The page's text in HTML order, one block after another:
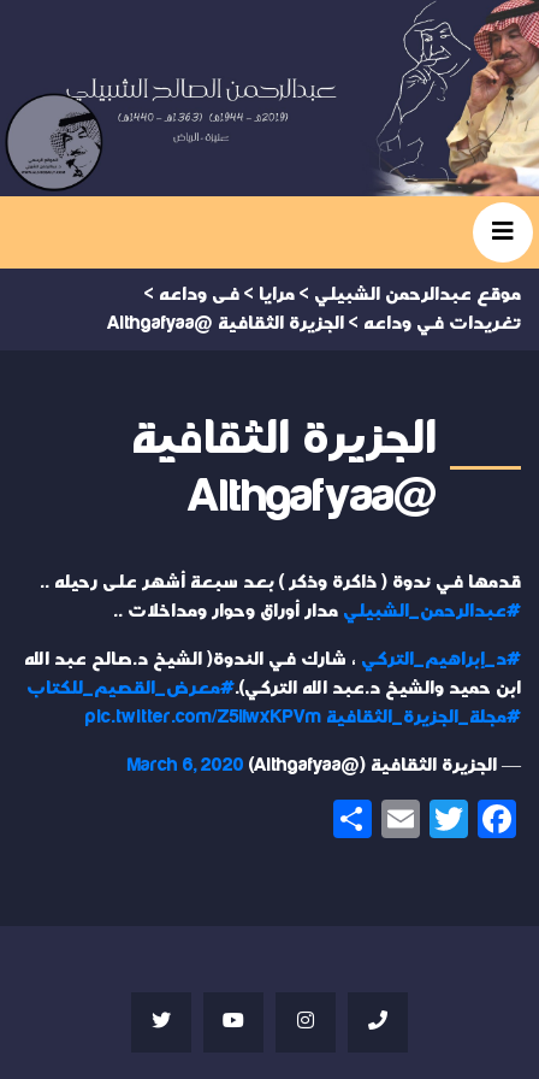
موقع عبدالرحمن الشبيلي > مرايا > فى وداعه >
تغريدات في وداعه > الجزيرة الثقافية @Althgafyaa
الجزيرة الثقافية
@Althgafyaa
قدمها في ندوة ( ذاكرة وذكر ) بعد سبعة أشهر على رحيله ..
#عبدالرحمن_الشبيلي مدار أوراق وحوار ومداخلات ..
#د_إبراهيم_التركي ، شارك في الندوة( الشيخ د.صالح عبد الله
ابن حميد والشيخ د.عبد الله التركي).#معرض_القصيم_للكتاب
#مجلة_الجزيرة_الثقافية pic.twitter.com/Z5lIwxKPVm
— الجزيرة الثقافية (@Althgafyaa) March 6, 2020
Facebook
Twitter
Email